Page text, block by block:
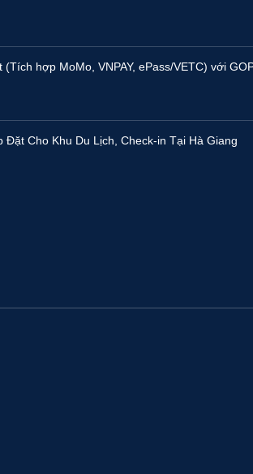
hợp MoMo, VNPAY, ePass/VETC) với
Cho Khu Du Lịch, Check-in Tại Hà Giang